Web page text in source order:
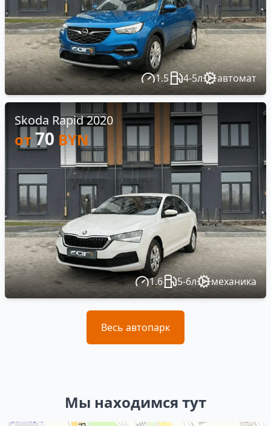
1.5 4-5л автомат
Skoda Rapid 2020
от70 BYN
1.6 5-6л механика
Весь автопарк
Мы находимся тут